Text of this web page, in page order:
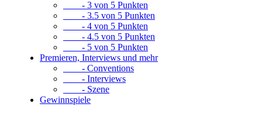
- 3 von 5 Punkten
- 3.5 von 5 Punkten
- 4 von 5 Punkten
- 4.5 von 5 Punkten
- 5 von 5 Punkten
Premieren, Interviews und mehr
- Conventions
- Interviews
- Szene
Gewinnspiele